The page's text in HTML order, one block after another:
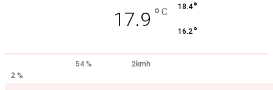
17.9 ° C 18.4°
16.2°
54 %
2kmh
2 %